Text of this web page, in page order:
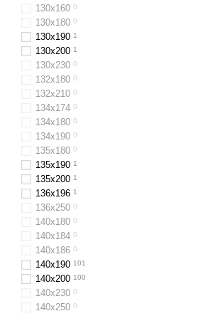
130х160 0
130x180 0
130х190 1
130x200 1
130x230 0
132x180 0
132х210 0
134х174 0
134х180 0
134х190 0
135х180 0
135х190 1
135х200 1
136х196 1
136x250 0
140х180 0
140х184 0
140х186 0
140x190 101
140x200 100
140x230 0
140x250 0